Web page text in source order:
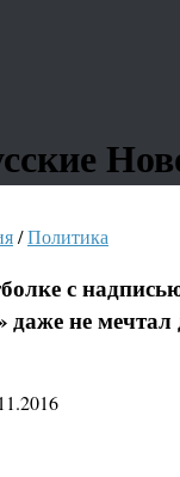
/Политика
с
не мечтал